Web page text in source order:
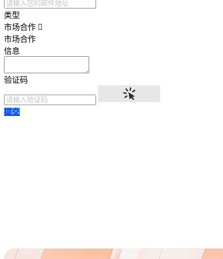
类型
市场合作
市场合作
信息
验证码
提交